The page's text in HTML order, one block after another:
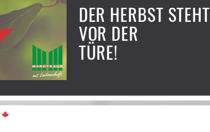
DER HERBST STEHT
VOR DER
TÜRE!